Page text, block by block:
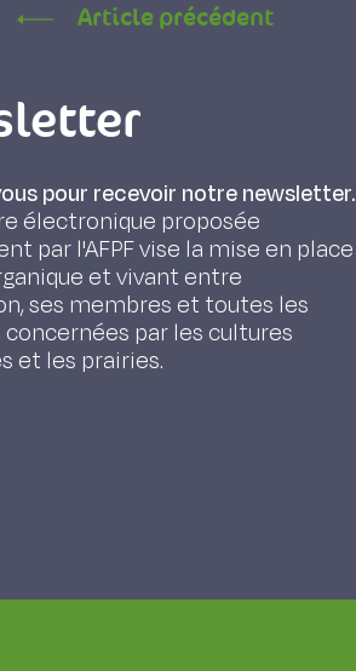
Article précédent
pour recevoir notre newsletter.
électronique proposée
par l'AFPF vise la mise en place
et vivant entre
ses membres et toutes les
concernées par les cultures
et les prairies.